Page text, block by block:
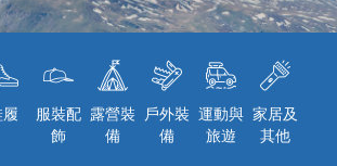
服裝配
飾
露營裝
備
戶外裝
備
運動與
旅遊
家居及
其他